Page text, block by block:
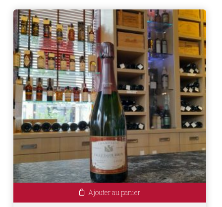
Ajouter au panier